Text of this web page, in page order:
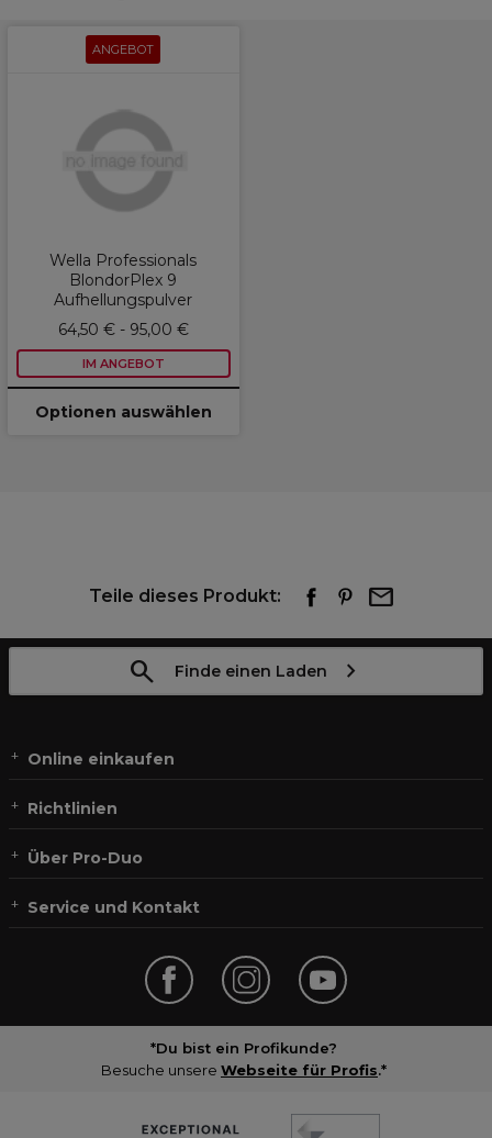
ANGEBOT
Wella Professionals
BlondorPlex 9
Aufhellungspulver
64,50 € - 95,00 €
IM ANGEBOT
Optionen auswählen
Teile dieses Produkt:
Finde einen Laden
Online einkaufen
Richtlinien
Über Pro-Duo
Service und Kontakt
*Du bist ein Profikunde?
Besuche unsere Webseite für Profis.*